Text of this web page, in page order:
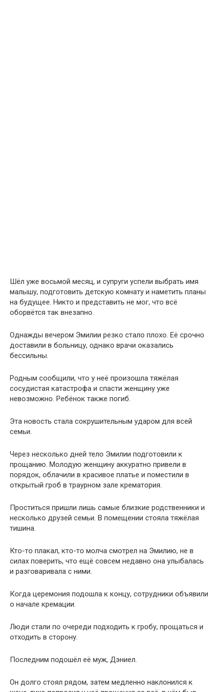
Шёл уже восьмой месяц, и супруги успели выбрать имя
малышу, подготовить детскую комнату и наметить планы
на будущее. Никто и представить не мог, что всё
оборвётся так внезапно.
Однажды вечером Эмилии резко стало плохо. Её срочно
доставили в больницу, однако врачи оказались
бессильны.
Родным сообщили, что у неё произошла тяжёлая
сосудистая катастрофа и спасти женщину уже
невозможно. Ребёнок также погиб.
Эта новость стала сокрушительным ударом для всей
семьи.
Через несколько дней тело Эмилии подготовили к
прощанию. Молодую женщину аккуратно привели в
порядок, облачили в красивое платье и поместили в
открытый гроб в траурном зале крематория.
Проститься пришли лишь самые близкие родственники и
несколько друзей семьи. В помещении стояла тяжёлая
тишина.
Кто-то плакал, кто-то молча смотрел на Эмилию, не в
силах поверить, что ещё совсем недавно она улыбалась
и разговаривала с ними.
Когда церемония подошла к концу, сотрудники объявили
о начале кремации.
Люди стали по очереди подходить к гробу, прощаться и
отходить в сторону.
Последним подошёл её муж, Дэниел.
Он долго стоял рядом, затем медленно наклонился к